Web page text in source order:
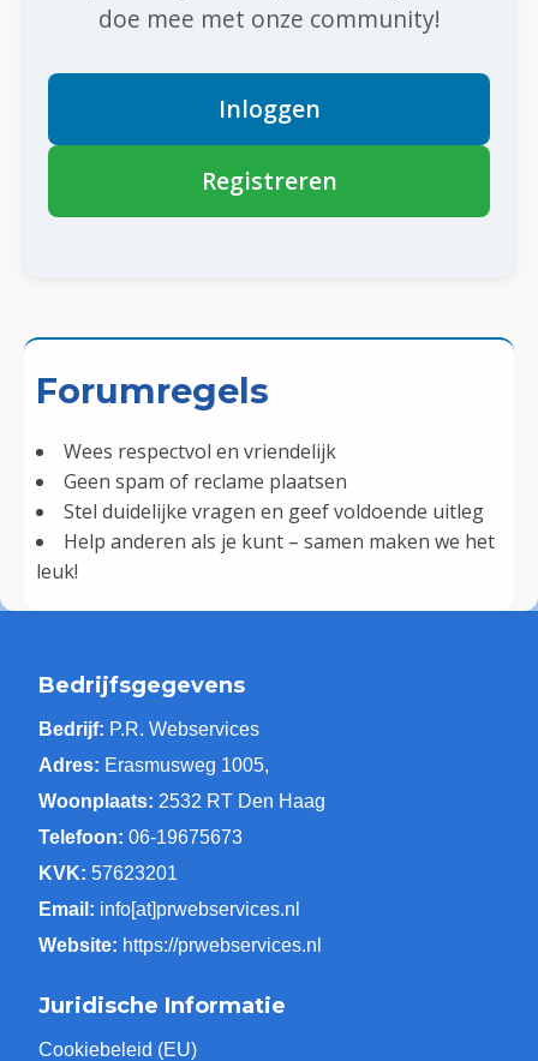
doe mee met onze community!
Inloggen
Registreren
Forumregels
Wees respectvol en vriendelijk
Geen spam of reclame plaatsen
Stel duidelijke vragen en geef voldoende uitleg
Help anderen als je kunt – samen maken we het
leuk!
Bedrijfsgegevens
Bedrijf: P.R. Webservices
Adres: Erasmusweg 1005,
Woonplaats: 2532 RT Den Haag
Telefoon: 06-19675673
KVK: 57623201
Email: info[at]prwebservices.nl
Website: https://prwebservices.nl
Juridische Informatie
Cookiebeleid (EU)